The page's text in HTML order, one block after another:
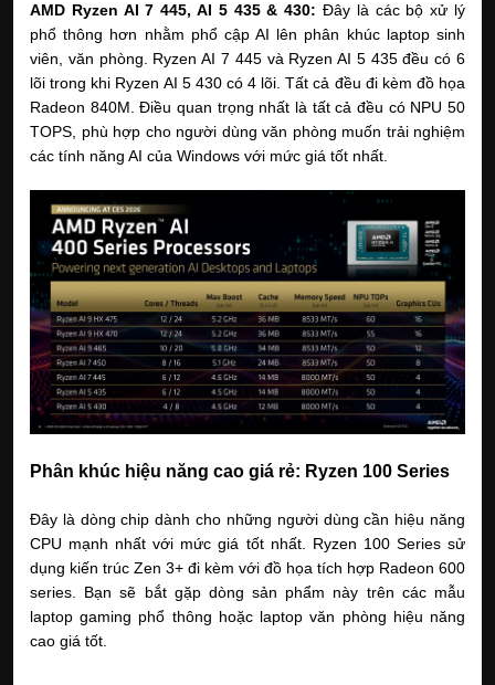
AMD Ryzen AI 7 445, AI 5 435 & 430: Đây là các bộ xử lý
phổ thông hơn nhằm phổ cập AI lên phân khúc laptop sinh
viên, văn phòng. Ryzen AI 7 445 và Ryzen AI 5 435 đều có 6
lõi trong khi Ryzen AI 5 430 có 4 lõi. Tất cả đều đi kèm đồ họa
Radeon 840M. Điều quan trọng nhất là tất cả đều có NPU 50
TOPS, phù hợp cho người dùng văn phòng muốn trải nghiệm
các tính năng AI của Windows với mức giá tốt nhất.
Phân khúc hiệu năng cao giá rẻ: Ryzen 100 Series
Đây là dòng chip dành cho những người dùng cần hiệu năng
CPU mạnh nhất với mức giá tốt nhất. Ryzen 100 Series sử
dụng kiến trúc Zen 3+ đi kèm với đồ họa tích hợp Radeon 600
series. Bạn sẽ bắt gặp dòng sản phẩm này trên các mẫu
laptop gaming phổ thông hoặc laptop văn phòng hiệu năng
cao giá tốt.